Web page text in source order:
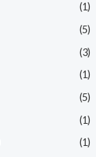
(1)
(5)
(3)
(1)
(5)
(1)
(1)